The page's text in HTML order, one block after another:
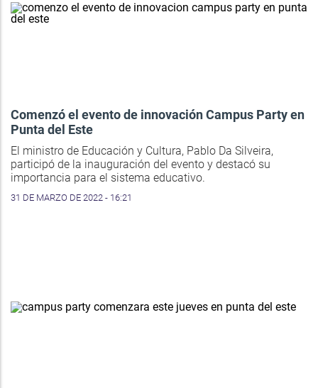
Comenzó el evento de innovación Campus Party en
Punta del Este
El ministro de Educación y Cultura, Pablo Da Silveira,
participó de la inauguración del evento y destacó su
importancia para el sistema educativo.
31 DE MARZO DE 2022 - 16:21